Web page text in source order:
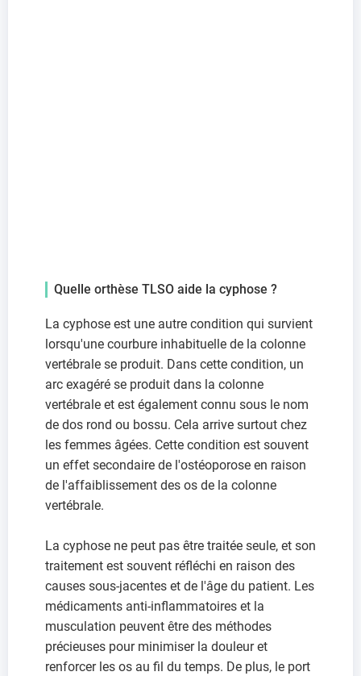
Quelle orthèse TLSO aide la cyphose ?
La cyphose est une autre condition qui survient
lorsqu'une courbure inhabituelle de la colonne
vertébrale se produit. Dans cette condition, un
arc exagéré se produit dans la colonne
vertébrale et est également connu sous le nom
de dos rond ou bossu. Cela arrive surtout chez
les femmes âgées. Cette condition est souvent
un effet secondaire de l'ostéoporose en raison
de l'affaiblissement des os de la colonne
vertébrale.
La cyphose ne peut pas être traitée seule, et son
traitement est souvent réfléchi en raison des
causes sous-jacentes et de l'âge du patient. Les
médicaments anti-inflammatoires et la
musculation peuvent être des méthodes
précieuses pour minimiser la douleur et
renforcer les os au fil du temps. De plus, le port